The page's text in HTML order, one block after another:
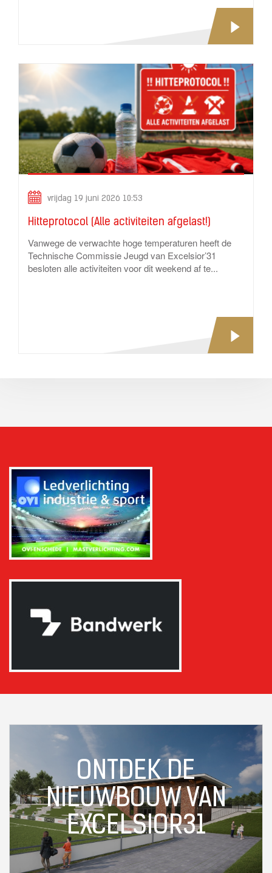
vrijdag 19 juni 2026 10:53
Hitteprotocol (Alle activiteiten afgelast!)
Vanwege de verwachte hoge temperaturen heeft de
Technische Commissie Jeugd van Excelsior’31
besloten alle activiteiten voor dit weekend af te...
ONTDEK DE
NIEUWBOUW VAN
EXCELSIOR31